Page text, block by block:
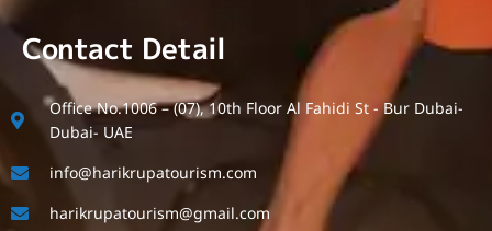
Contact Detail
Office No.1006 – (07), 10th Floor Al Fahidi St - Bur Dubai-
Dubai- UAE
info@harikrupatourism.com
harikrupatourism@gmail.com